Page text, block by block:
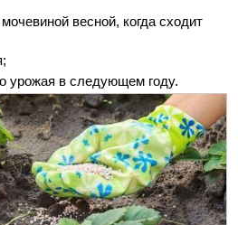
весной, когда сходит
урожая в следующем году.